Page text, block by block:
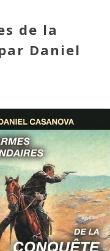
de la
Daniel